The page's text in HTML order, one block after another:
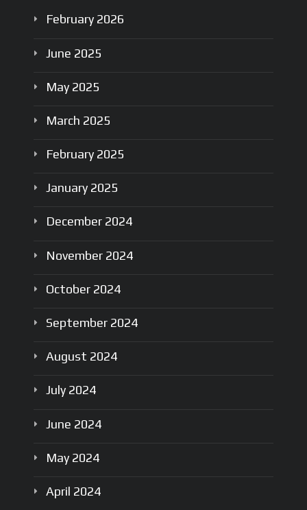
February 2026
June 2025
May 2025
March 2025
February 2025
January 2025
December 2024
November 2024
October 2024
September 2024
August 2024
July 2024
June 2024
May 2024
April 2024